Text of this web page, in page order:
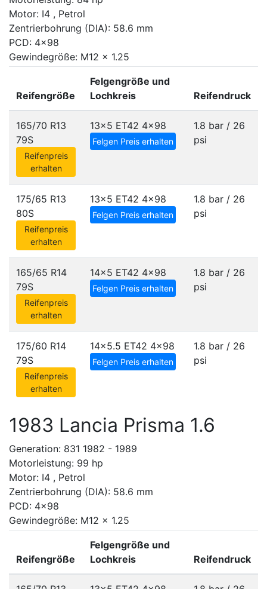
Motor: I4 , Petrol
Zentrierbohrung (DIA): 58.6 mm
PCD: 4x98
Gewindegröße: M12 x 1.25
Reifengröße
Felgengröße und
Lochkreis
Reifendruck
165/70 R13
79S
Reifenpreis
erhalten
13x5 ET42 4x98
Felgen Preis erhalten
1.8 bar / 26
psi
175/65 R13
80S
Reifenpreis
erhalten
13x5 ET42 4x98
Felgen Preis erhalten
1.8 bar / 26
psi
165/65 R14
79S
Reifenpreis
erhalten
14x5 ET42 4x98
Felgen Preis erhalten
1.8 bar / 26
psi
175/60 R14
79S
Reifenpreis
erhalten
14x5.5 ET42 4x98
Felgen Preis erhalten
1.8 bar / 26
psi
1983 Lancia Prisma 1.6
Generation: 831 1982 - 1989
Motorleistung: 99 hp
Motor: I4 , Petrol
Zentrierbohrung (DIA): 58.6 mm
PCD: 4x98
Gewindegröße: M12 x 1.25
Reifengröße
Felgengröße und
Lochkreis
Reifendruck